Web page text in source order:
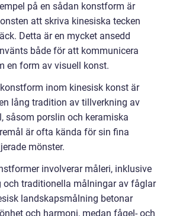
på en sådan konstform är
att skriva kinesiska tecken
Detta är en mycket ansedd
både för att kommunicera
en form av visuell konst.
inom kinesisk konst är
lång tradition av tillverkning av
såsom porslin och keramiska
är ofta kända för sin fina
mönster.
involverar måleri, inklusive
och traditionella målningar av fåglar
landskapsmålning betonar
och harmoni, medan fågel- och